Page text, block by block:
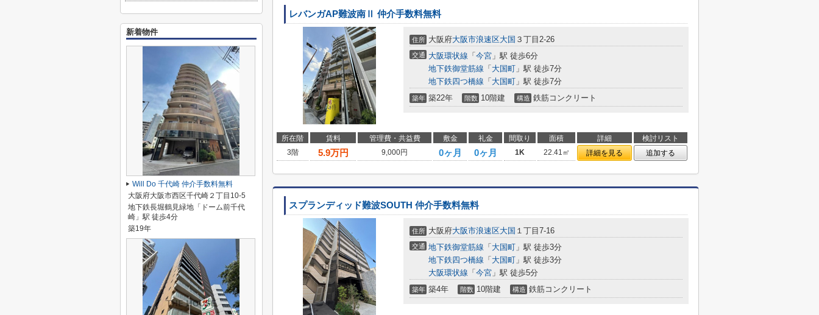
レバンガAP難波南Ⅱ 仲介手数料無料
住所 大阪府大阪市浪速区大国 ３丁目2-26
交通 大阪環状線 「 今宮 」駅 徒歩6分
地下鉄御堂筋線 「 大国町 」駅 徒歩7分
地下鉄四つ橋線 「 大国町 」駅 徒歩7分
築年 築22年 階数 10階建 構造 鉄筋コンクリート
所在階 賃料 管理費・共益費 敷金 礼金 間取り 面積 詳細
検討リスト
3階
5.9万円 9,000円 0ヶ月 0ヶ月 1K 22.41㎡ 詳細を見る 追加する
スプランディッド難波SOUTH 仲介手数料無料
住所 大阪府大阪市浪速区大国 １丁目7-16
交通 地下鉄御堂筋線 「 大国町 」駅 徒歩3分
地下鉄四つ橋線 「 大国町 」駅 徒歩3分
大阪環状線 「 今宮 」駅 徒歩5分
築年 築4年 階数 10階建 構造 鉄筋コンクリート
新着物件
Will Do 千代崎 仲介手数料無料
大阪府大阪市西区千代崎２丁目10-5
地下鉄長堀鶴見緑地「ドーム前千代
崎」駅 徒歩4分
築19年